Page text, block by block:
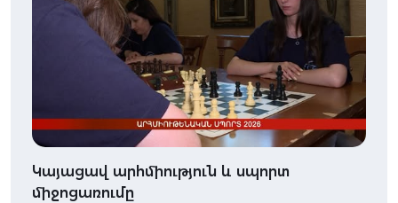
Կայացավ արհմիություն և սպորտ
միջոցառումը